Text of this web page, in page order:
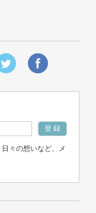
々の想いなど、メ